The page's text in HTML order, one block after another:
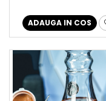
ADAUGA IN COS